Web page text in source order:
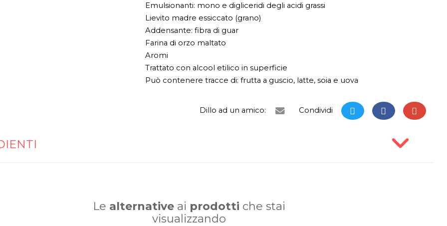
Emulsionanti: mono e digliceridi degli acidi grassi
Lievito madre essiccato (grano)
Addensante: fibra di guar
Farina di orzo maltato
Aromi
Trattato con alcool etilico in superficie
Può contenere tracce di: frutta a guscio, latte, soia e uova
Dillo ad un amico: Condividi
Le alternativeai prodotti che stai
visualizzando